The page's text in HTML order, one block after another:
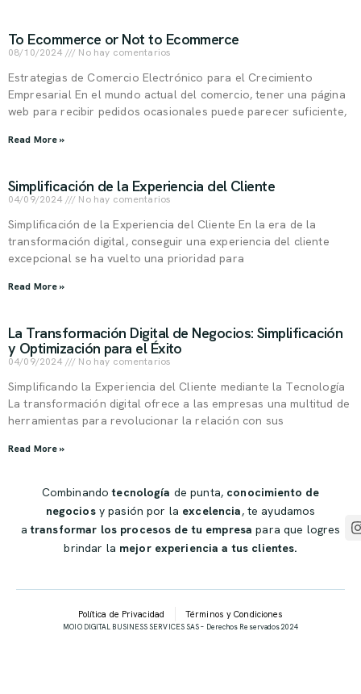
To Ecommerce or Not to Ecommerce
08/10/2024 No hay comentarios
Estrategias de Comercio Electrónico para el Crecimiento
Empresarial En el mundo actual del comercio, tener una página
web para recibir pedidos ocasionales puede parecer suficiente,
Read More »
Simplificación de la Experiencia del Cliente
04/09/2024 No hay comentarios
Simplificación de la Experiencia del Cliente En la era de la
transformación digital, conseguir una experiencia del cliente
excepcional se ha vuelto una prioridad para
Read More »
La Transformación Digital de Negocios: Simplificación
y Optimización para el Éxito
04/09/2024 No hay comentarios
Simplificando la Experiencia del Cliente mediante la Tecnología
La transformación digital ofrece a las empresas una multitud de
herramientas para revolucionar la relación con sus
Read More »
Combinandotecnología de punta, conocimiento de
negociosy pasión por la excelencia, te ayudamos
atransformar los procesos de tu empresa para que logres
brindar la mejor experiencia a tus clientes.
MOIO DIGITAL BUSINESS SERVICES SAS – Derechos Reservados 2024
Política de Privacidad Términos y Condiciones